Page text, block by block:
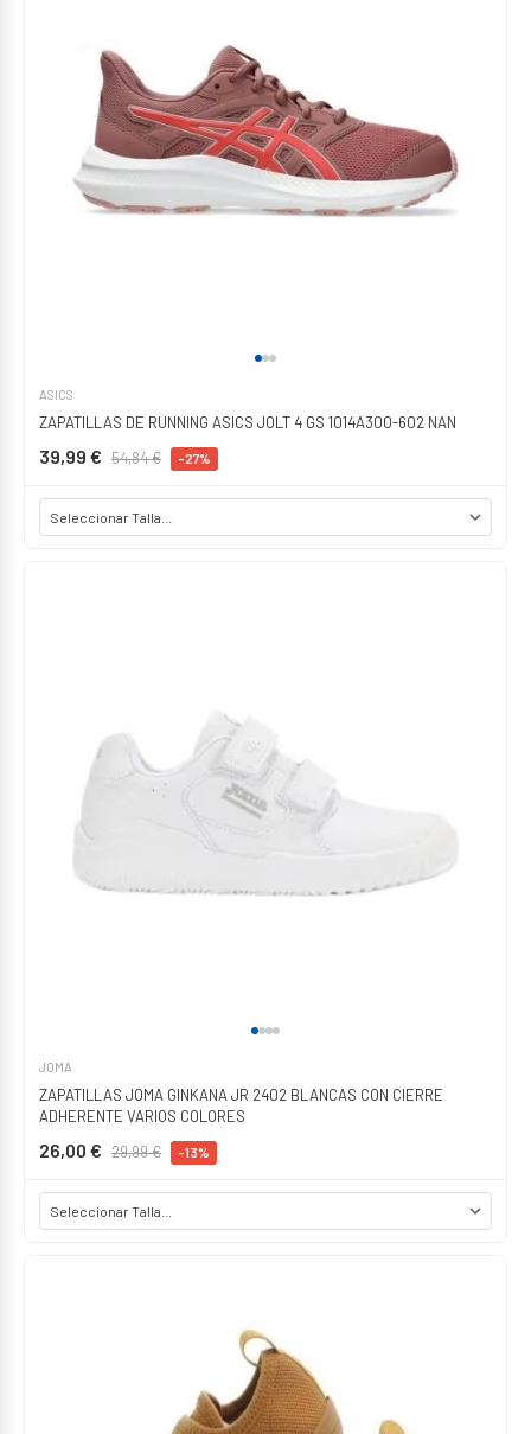
ASICS
ZAPATILLAS DE RUNNING ASICS JOLT 4 GS 1014A300-602 NAN
39,99 € 54,84 € -27%
JOMA
ZAPATILLAS JOMA GINKANA JR 2402 BLANCAS CON CIERRE
ADHERENTE VARIOS COLORES
26,00 € 29,99 € -13%